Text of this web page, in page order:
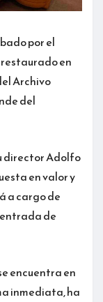
por el
en
Archivo
del
director Adolfo
en valor y
a cargo de
de
encuentra en
inmediata, ha